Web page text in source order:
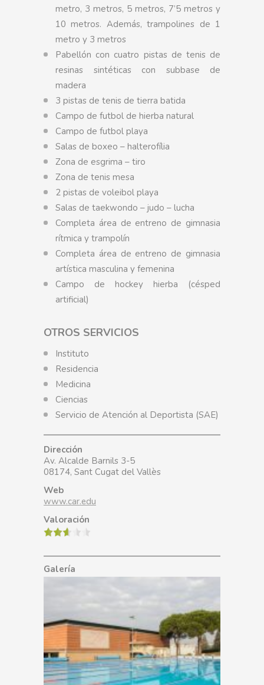
metro, 3 metros, 5 metros, 7’5 metros y
10 metros. Además, trampolines de 1
metro y 3 metros
Pabellón con cuatro pistas de tenis de
resinas sintéticas con subbase de
madera
3 pistas de tenis de tierra batida
Campo de futbol de hierba natural
Campo de futbol playa
Salas de boxeo – halterofília
Zona de esgrima – tiro
Zona de tenis mesa
2 pistas de voleibol playa
Salas de taekwondo – judo – lucha
Completa área de entreno de gimnasia
rítmica y trampolín
Completa área de entreno de gimnasia
artística masculina y femenina
Campo de hockey hierba (césped
artificial)
OTROS SERVICIOS
Instituto
Residencia
Medicina
Ciencias
Servicio de Atención al Deportista (SAE)
Dirección
Av. Alcalde Barnils 3-5
08174, Sant Cugat del Vallès
Web
www.car.edu
Valoración
Galería